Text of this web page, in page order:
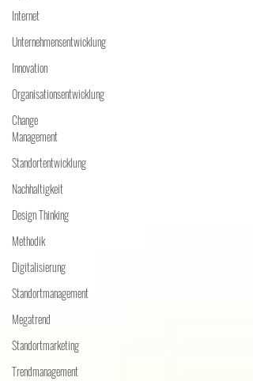
Internet
Unternehmensentwicklung
Innovation
Organisationsentwicklung
Change
Management
Standortentwicklung
Nachhaltigkeit
Design Thinking
Methodik
Digitalisierung
Standortmanagement
Megatrend
Standortmarketing
Trendmanagement